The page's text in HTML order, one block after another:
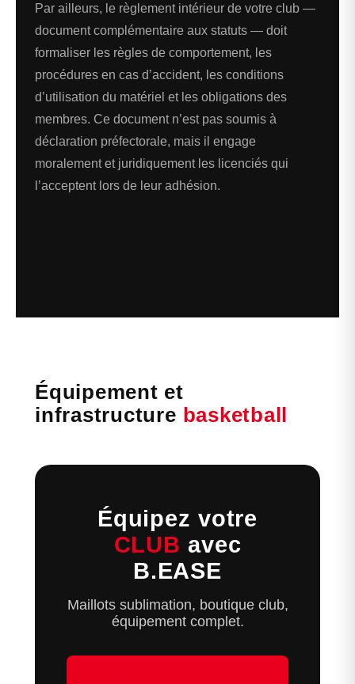
Par ailleurs, le règlement intérieur de votre club —
document complémentaire aux statuts — doit
formaliser les règles de comportement, les
procédures en cas d’accident, les conditions
d’utilisation du matériel et les obligations des
membres. Ce document n’est pas soumis à
déclaration préfectorale, mais il engage
moralement et juridiquement les licenciés qui
l’acceptent lors de leur adhésion.
Équipement et
infrastructure basketball
Équipez votre
CLUB avec
B.EASE
Maillots sublimation, boutique club,
équipement complet.